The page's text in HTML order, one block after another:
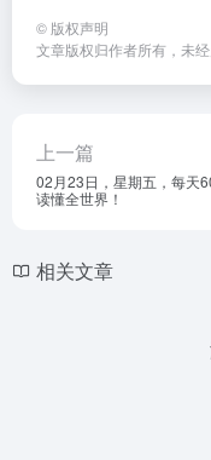
© 版权声明
文章版权归作者所有，未经
上一篇
02月23日，星期五，每天
读懂全世界！
相关文章